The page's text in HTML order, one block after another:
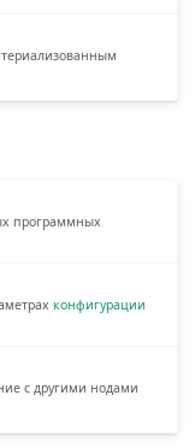
программных
конфигурации
с другими нодами